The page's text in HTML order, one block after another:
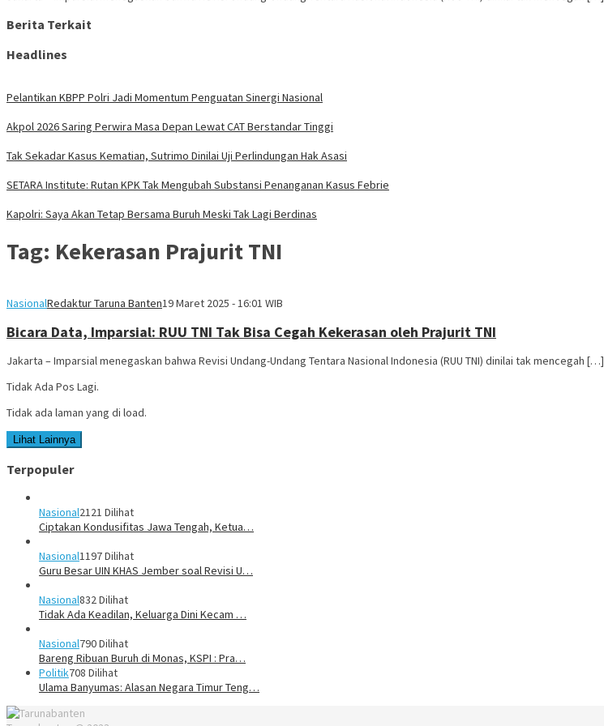
Berita Terkait
Headlines
Pelantikan KBPP Polri Jadi Momentum Penguatan Sinergi Nasional
Akpol 2026 Saring Perwira Masa Depan Lewat CAT Berstandar Tinggi
Tak Sekadar Kasus Kematian, Sutrimo Dinilai Uji Perlindungan Hak Asasi
SETARA Institute: Rutan KPK Tak Mengubah Substansi Penanganan Kasus Febrie
Kapolri: Saya Akan Tetap Bersama Buruh Meski Tak Lagi Berdinas
Tag: Kekerasan Prajurit TNI
NasionalRedaktur Taruna Banten19 Maret 2025 - 16:01 WIB
Bicara Data, Imparsial: RUU TNI Tak Bisa Cegah Kekerasan oleh Prajurit TNI
Jakarta – Imparsial menegaskan bahwa Revisi Undang-Undang Tentara Nasional Indonesia (RUU TNI) dinilai tak mencegah […]
Tidak Ada Pos Lagi.
Tidak ada laman yang di load.
Lihat Lainnya
Terpopuler
Nasional2121 Dilihat
Ciptakan Kondusifitas Jawa Tengah, Ketua…
Nasional1197 Dilihat
Guru Besar UIN KHAS Jember soal Revisi U…
Nasional832 Dilihat
Tidak Ada Keadilan, Keluarga Dini Kecam …
Nasional790 Dilihat
Bareng Ribuan Buruh di Monas, KSPI : Pra…
Politik708 Dilihat
Ulama Banyumas: Alasan Negara Timur Teng…